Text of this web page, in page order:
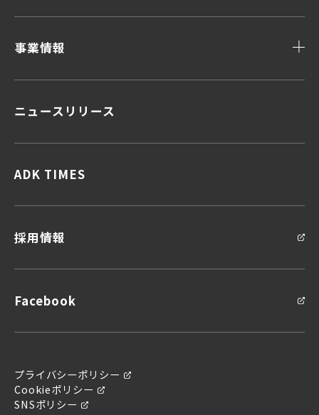
事業情報
顧客データ＆インサイト
企画力・クリエイティビティ
ニュースリリース
ADK TIMES
採用情報
Facebook
プライバシーポリシー
Cookieポリシー
SNSポリシー